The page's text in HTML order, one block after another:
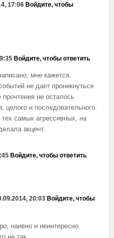
17:06 Войдите, чтобы
Войдите, чтобы ответить
мне кажется.
не дает проникнуться
не осталось
и последовательного.
самых агрессивных, на
акцент.
Войдите, чтобы ответить
20:03 Войдите, чтобы
наивно и неинтересно.